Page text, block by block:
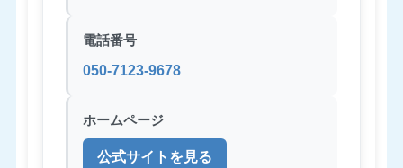
電話番号
050-7123-9678
ホームページ
公式サイトを見る